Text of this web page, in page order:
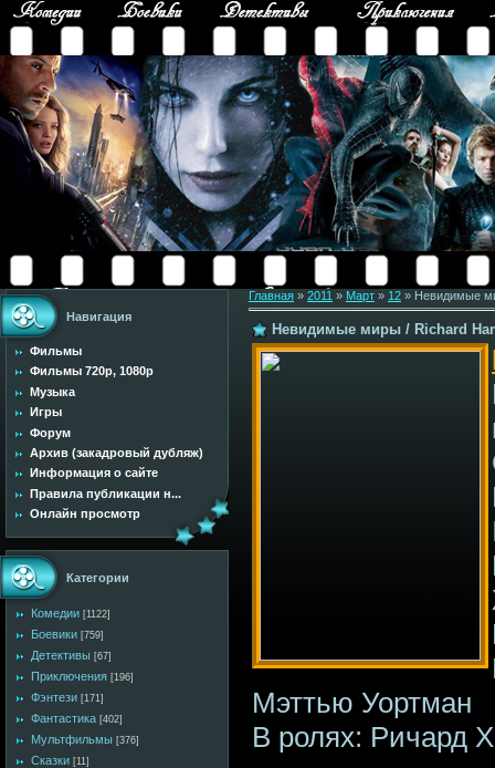
Навигация
Фильмы
Фильмы 720p, 1080p
Музыка
Игры
Форум
Архив (закадровый дубляж)
Информация о сайте
Правила публикации н...
Онлайн просмотр
Категории
Комедии [1122]
Боевики [759]
Детективы [67]
Приключения [196]
Фэнтези [171]
Фантастика [402]
Мультфильмы [376]
Сказки [11]
Главная » 2011 » Март » 12 » Невидимые
Невидимые миры / Richard
Мэттью Уортман
В ролях: Ричард